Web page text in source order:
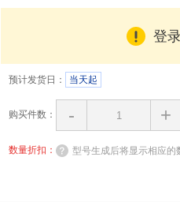
登
预计发货日： 当天起
购买件数： - +
数量折扣： 型号生成后将显示相应的